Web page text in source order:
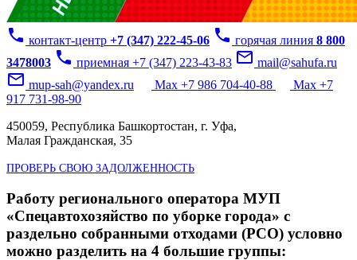
phone контакт-центр +7 (347) 222-45-06 phone горячая линия 8 800
3478003 phone приемная +7 (347) 223-43-83 mail_outline mail@sahufa.ru
mail_outline mup-sah@yandex.ru Max +7 986 704-40-88
Max +7
917 731-98-90
450059, Республика Башкортостан, г. Уфа,
Малая Гражданская, 35
ПРОВЕРЬ СВОЮ ЗАДОЛЖЕННОСТЬ
Работу регионального оператора МУП
«Спецавтохозяйство по уборке города» с
раздельно собранными отходами (РСО) условно
можно разделить на 4 большие группы: